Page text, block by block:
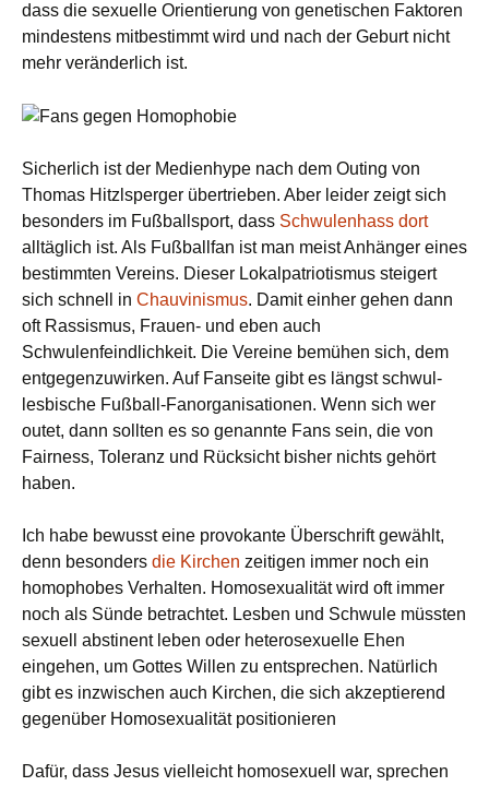
dass die sexuelle Orientierung von genetischen Faktoren
mindestens mitbestimmt wird und nach der Geburt nicht
mehr veränderlich ist.
Sicherlich ist der Medienhype nach dem Outing von
Thomas Hitzlsperger übertrieben. Aber leider zeigt sich
besonders im Fußballsport, dass Schwulenhass dort
alltäglich ist. Als Fußballfan ist man meist Anhänger eines
bestimmten Vereins. Dieser Lokalpatriotismus steigert
sich schnell in Chauvinismus. Damit einher gehen dann
oft Rassismus, Frauen- und eben auch
Schwulenfeindlichkeit. Die Vereine bemühen sich, dem
entgegenzuwirken. Auf Fanseite gibt es längst schwul-
lesbische Fußball-Fanorganisationen. Wenn sich wer
outet, dann sollten es so genannte Fans sein, die von
Fairness, Toleranz und Rücksicht bisher nichts gehört
haben.
Ich habe bewusst eine provokante Überschrift gewählt,
denn besonders die Kirchen zeitigen immer noch ein
homophobes Verhalten. Homosexualität wird oft immer
noch als Sünde betrachtet. Lesben und Schwule müssten
sexuell abstinent leben oder heterosexuelle Ehen
eingehen, um Gottes Willen zu entsprechen. Natürlich
gibt es inzwischen auch Kirchen, die sich akzeptierend
gegenüber Homosexualität positionieren
Dafür, dass Jesus vielleicht homosexuell war, sprechen